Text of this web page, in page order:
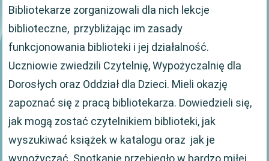
Bibliotekarze zorganizowali dla nich lekcje
biblioteczne, przybliżając im zasady
funkcjonowania biblioteki i jej działalność.
Uczniowie zwiedzili Czytelnię, Wypożyczalnię dla
Dorosłych oraz Oddział dla Dzieci. Mieli okazję
zapoznać się z pracą bibliotekarza. Dowiedzieli się,
jak mogą zostać czytelnikiem biblioteki, jak
wyszukiwać książek w katalogu oraz jak je
wypożyczać. Spotkanie przebiegło w bardzo miłej